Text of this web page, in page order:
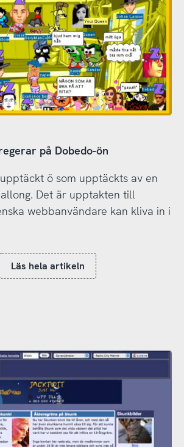
på Dobedo-ön
ö som upptäckts av en
Det är upptakten till
webbanvändare kan kliva in i
Läs hela artikeln